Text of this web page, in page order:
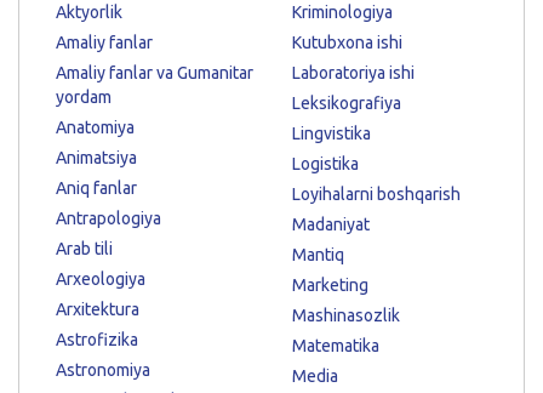
Aktyorlik
Amaliy fanlar
Amaliy fanlar va Gumanitar
yordam
Anatomiya
Animatsiya
Aniq fanlar
Antrapologiya
Arab tili
Arxeologiya
Arxitektura
Astrofizika
Astronomiya
Kriminologiya
Kutubxona ishi
Laboratoriya ishi
Leksikografiya
Lingvistika
Logistika
Loyihalarni boshqarish
Madaniyat
Mantiq
Marketing
Mashinasozlik
Matematika
Media